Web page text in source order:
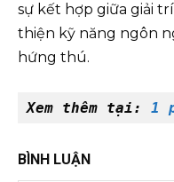
sự kết hợp giữa giải
thiện kỹ năng ngôn
hứng thú.
Xem thêm tại: 1
BÌNH LUẬN